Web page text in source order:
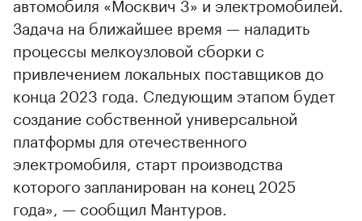
Задача на ближайшее время — наладить
процессы мелкоузловой сборки с
привлечением локальных поставщиков до
конца 2023 года. Следующим этапом будет
создание собственной универсальной
платформы для отечественного
электромобиля, старт производства
которого запланирован на конец 2025
года», — сообщил Мантуров.